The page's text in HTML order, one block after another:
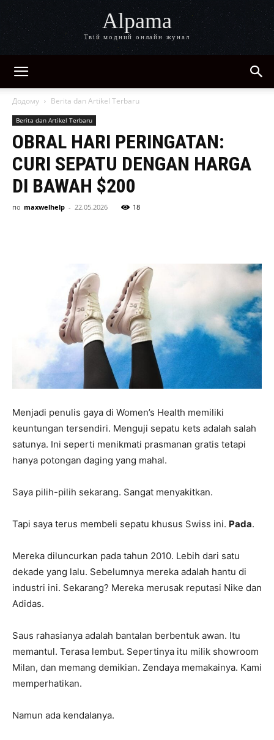
Alpama
Твій модний онлайн жунал
Додому Berita dan Artikel Terbaru
Berita dan Artikel Terbaru
OBRAL HARI PERINGATAN:
CURI SEPATU DENGAN HARGA
DI BAWAH $200
по maxwelhelp - 22.05.2026 18
Menjadi penulis gaya di Women’s Health memiliki
keuntungan tersendiri. Menguji sepatu kets adalah salah
satunya. Ini seperti menikmati prasmanan gratis tetapi
hanya potongan daging yang mahal.
Saya pilih-pilih sekarang. Sangat menyakitkan.
Tapi saya terus membeli sepatu khusus Swiss ini. Pada.
Mereka diluncurkan pada tahun 2010. Lebih dari satu
dekade yang lalu. Sebelumnya mereka adalah hantu di
industri ini. Sekarang? Mereka merusak reputasi Nike dan
Adidas.
Saus rahasianya adalah bantalan berbentuk awan. Itu
memantul. Terasa lembut. Sepertinya itu milik showroom
Milan, dan memang demikian. Zendaya memakainya. Kami
memperhatikan.
Namun ada kendalanya.